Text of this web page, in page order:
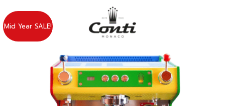
เครื่องปั่น
วัตถุดิบ
อุปกรณ์กาแฟ
Mid Year SALE!